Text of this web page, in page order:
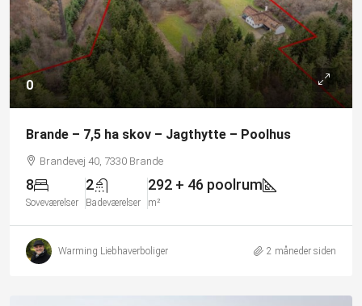
0
Brande – 7,5 ha skov – Jagthytte – Poolhus
Brandevej 40, 7330 Brande
8
Soveværelser
2
Badeværelser
292 + 46 poolrum
m²
Warming Liebhaverboliger 2 måneder siden